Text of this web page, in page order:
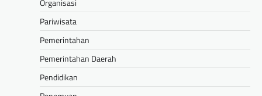
Pariwisata
Pemerintahan
Pemerintahan Daerah
Pendidikan